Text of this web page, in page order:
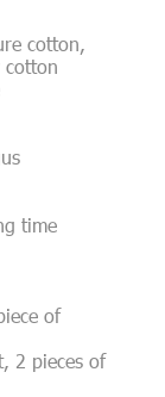
cotton,
cotton
time
of
2 pieces of